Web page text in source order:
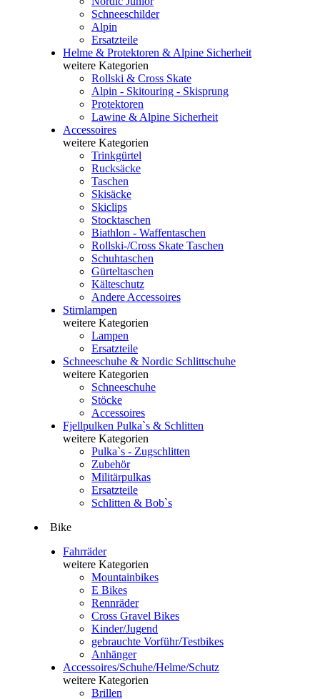
Schneeschilder
Alpin
Ersatzteile
Helme & Protektoren & Alpine Sicherheit
weitere Kategorien
Rollski & Cross Skate
Alpin - Skitouring - Skisprung
Protektoren
Lawine & Alpine Sicherheit
Accessoires
weitere Kategorien
Trinkgürtel
Rucksäcke
Taschen
Skisäcke
Skiclips
Stocktaschen
Biathlon - Waffentaschen
Rollski-/Cross Skate Taschen
Schuhtaschen
Gürteltaschen
Kälteschutz
Andere Accessoires
Stirnlampen
weitere Kategorien
Lampen
Ersatzteile
Schneeschuhe & Nordic Schlittschuhe
weitere Kategorien
Schneeschuhe
Stöcke
Accessoires
Fjellpulken Pulka`s & Schlitten
weitere Kategorien
Pulka`s - Zugschlitten
Zubehör
Militärpulkas
Ersatzteile
Schlitten & Bob`s
Bike
Fahrräder
weitere Kategorien
Mountainbikes
E Bikes
Rennräder
Cross Gravel Bikes
Kinder/Jugend
gebrauchte Vorführ/Testbikes
Anhänger
Accessoires/Schuhe/Helme/Schutz
weitere Kategorien
Brillen